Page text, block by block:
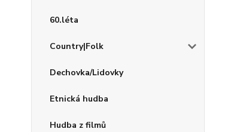
60.léta
Country|Folk
Dechovka/Lidovky
Etnická hudba
Hudba z filmů